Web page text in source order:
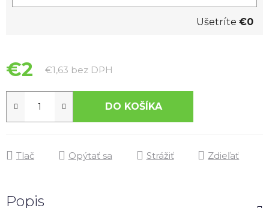
Ušetríte €0
€2 €1,63 bez DPH
DO KOŠÍKA
Tlač Opýtať sa Strážiť Zdieľať
Popis